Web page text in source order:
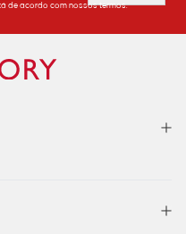
de acordo com nossos termos.